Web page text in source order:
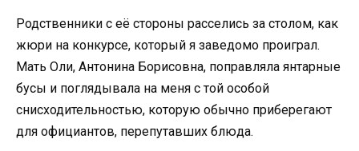
Родственники с её стороны расселись за столом, как
жюри на конкурсе, который я заведомо проиграл.
Мать Оли, Антонина Борисовна, поправляла янтарные
бусы и поглядывала на меня с той особой
снисходительностью, которую обычно приберегают
для официантов, перепутавших блюда.